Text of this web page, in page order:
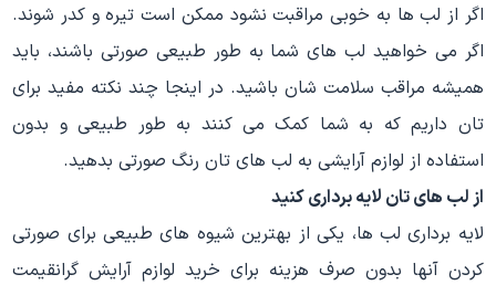
اگر از لب ها به خوبی مراقبت نشود ممکن است تیره و کدر شوند.
اگر می خواهید لب های شما به طور طبیعی صورتی باشند، باید
همیشه مراقب سلامت شان باشید. در اینجا چند نکته مفید برای
تان داریم که به شما کمک می کنند به طور طبیعی و بدون
استفاده از لوازم آرایشی به لب های تان رنگ صورتی بدهید.
از لب های تان لایه برداری کنید
لایه برداری لب ها، یکی از بهترین شیوه های طبیعی برای صورتی
کردن آنها بدون صرف هزینه برای خرید لوازم آرایش گرانقیمت